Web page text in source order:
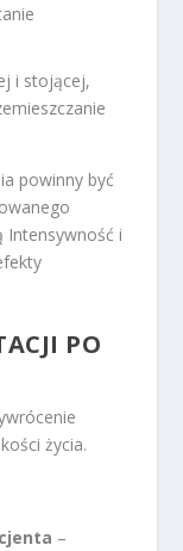
i stojącej,
powinny być
Intensywność i
PO
życia.
–